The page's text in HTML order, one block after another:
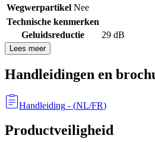
Wegwerpartikel Nee
Technische kenmerken
Geluidsreductie
29 dB
Lees meer
Handleidingen en
Handleiding - (NL/FR)
Productveiligheid